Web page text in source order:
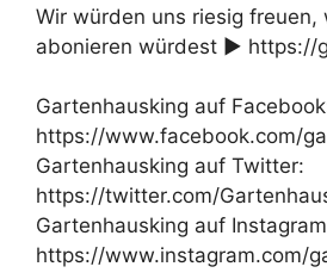
Wir würden uns riesig freuen,
abonieren würdest ► https://
Gartenhausking auf
https://www.facebook.com/
Gartenhausking auf Twitter:
https://twitter.com/
Gartenhausking auf
https://www.instagram.com/